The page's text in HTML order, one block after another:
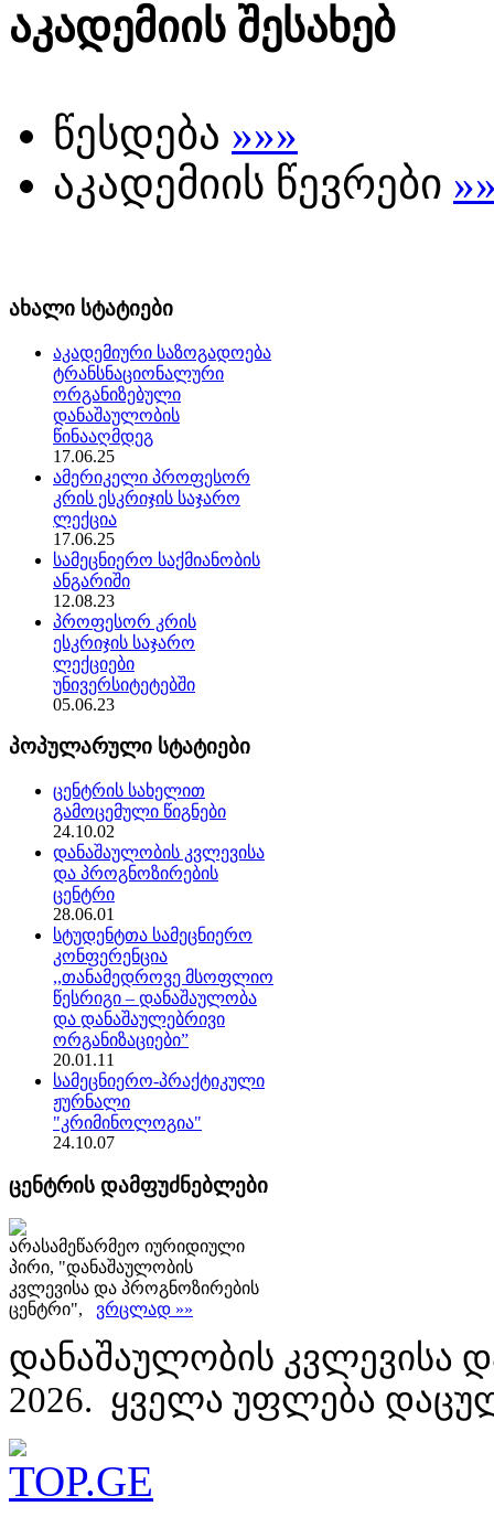
აკადემიის შესახებ
წესდება »»»
აკადემიის წევრები
ახალი სტატიები
აკადემიური საზოგადოება
ტრანსნაციონალური
ორგანიზებული
დანაშაულობის
წინააღმდეგ
17.06.25
ამერიკელი პროფესორ
კრის ესკრიჯის საჯარო
ლექცია
17.06.25
სამეცნიერო საქმიანობის
ანგარიში
12.08.23
პროფესორ კრის
ესკრიჯის საჯარო
ლექციები
უნივერსიტეტებში
05.06.23
პოპულარული სტატიები
ცენტრის სახელით
გამოცემული წიგნები
24.10.02
დანაშაულობის კვლევისა
და პროგნოზირების
ცენტრი
28.06.01
სტუდენტთა სამეცნიერო
კონფერენცია
,,თანამედროვე მსოფლიო
წესრიგი – დანაშაულობა
და დანაშაულებრივი
ორგანიზაციები”
20.01.11
სამეცნიერო-პრაქტიკული
ჟურნალი
"კრიმინოლოგია"
24.10.07
ცენტრის დამფუძნებლები
არასამეწარმეო იურიდიული
პირი, "დანაშაულობის
კვლევისა და პროგნოზირების
ცენტრი", ვრცლად »»
დანაშაულობის კვლევისა
2026. ყველა უფლება